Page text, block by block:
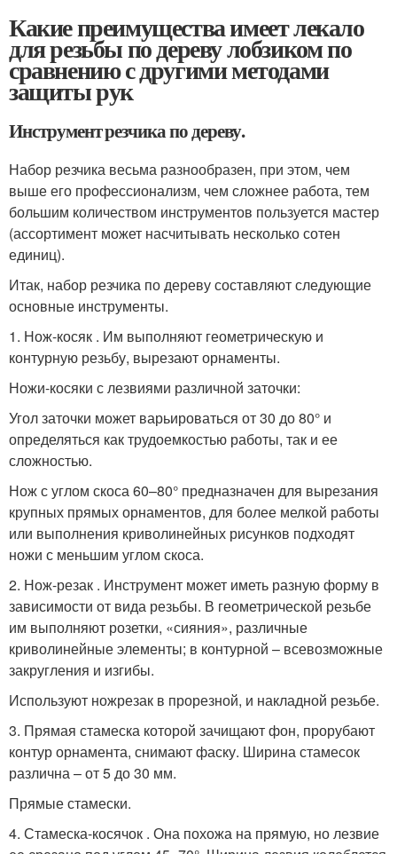
Какие преимущества имеет лекало
для резьбы по дереву лобзиком по
сравнению с другими методами
защиты рук
Инструмент резчика по дереву.
Набор резчика весьма разнообразен, при этом, чем
выше его профессионализм, чем сложнее работа, тем
большим количеством инструментов пользуется мастер
(ассортимент может насчитывать несколько сотен
единиц).
Итак, набор резчика по дереву составляют следующие
основные инструменты.
1. Нож-косяк . Им выполняют геометрическую и
контурную резьбу, вырезают орнаменты.
Ножи-косяки с лезвиями различной заточки:
Угол заточки может варьироваться от 30 до 80° и
определяться как трудоемкостью работы, так и ее
сложностью.
Нож с углом скоса 60–80° предназначен для вырезания
крупных прямых орнаментов, для более мелкой работы
или выполнения криволинейных рисунков подходят
ножи с меньшим углом скоса.
2. Нож-резак . Инструмент может иметь разную форму в
зависимости от вида резьбы. В геометрической резьбе
им выполняют розетки, «сияния», различные
криволинейные элементы; в контурной – всевозможные
закругления и изгибы.
Используют ножрезак в прорезной, и накладной резьбе.
3. Прямая стамеска которой зачищают фон, прорубают
контур орнамента, снимают фаску. Ширина стамесок
различна – от 5 до 30 мм.
Прямые стамески.
4. Стамеска-косячок . Она похожа на прямую, но лезвие